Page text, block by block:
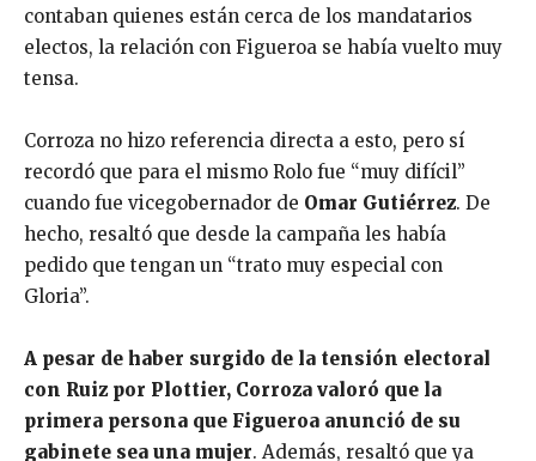
contaban quienes están cerca de los mandatarios
electos, la relación con Figueroa se había vuelto muy
tensa.
Corroza no hizo referencia directa a esto, pero sí
recordó que para el mismo Rolo fue “muy difícil”
cuando fue vicegobernador de Omar Gutiérrez. De
hecho, resaltó que desde la campaña les había
pedido que tengan un “trato muy especial con
Gloria”.
A pesar de haber surgido de la tensión electoral
con Ruiz por Plottier, Corroza valoró que la
primera persona que Figueroa anunció de su
gabinete sea una mujer. Además, resaltó que ya